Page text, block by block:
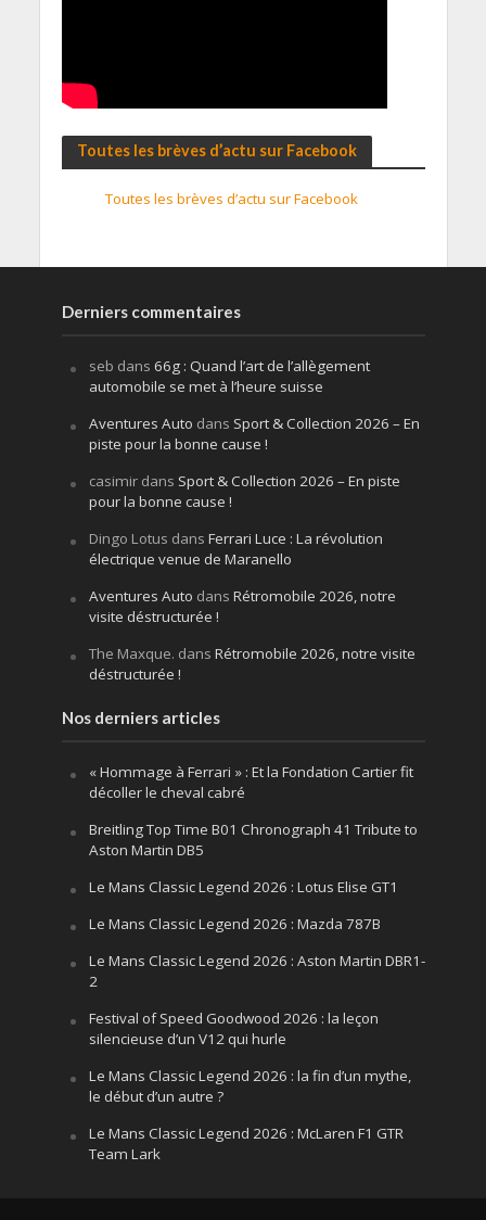
Toutes les brèves d’actu sur Facebook
Toutes les brèves d’actu sur Facebook
Derniers commentaires
seb dans 66g : Quand l’art de l’allègement
automobile se met à l’heure suisse
Aventures Auto dans Sport & Collection 2026 – En
piste pour la bonne cause !
casimirdans Sport & Collection 2026 – En piste
pour la bonne cause !
Dingo Lotus dans Ferrari Luce : La révolution
électrique venue de Maranello
Aventures Auto dans Rétromobile 2026, notre
visite déstructurée !
The Maxque. dans Rétromobile 2026, notre visite
déstructurée !
Nos derniers articles
« Hommage à Ferrari » : Et la Fondation Cartier fit
décoller le cheval cabré
Breitling Top Time B01 Chronograph 41 Tribute to
Aston Martin DB5
Le Mans Classic Legend 2026 : Lotus Elise GT1
Le Mans Classic Legend 2026 : Mazda 787B
Le Mans Classic Legend 2026 : Aston Martin DBR1-
2
Festival of Speed Goodwood 2026 : la leçon
silencieuse d’un V12 qui hurle
Le Mans Classic Legend 2026 : la fin d’un mythe,
le début d’un autre ?
Le Mans Classic Legend 2026 : McLaren F1 GTR
Team Lark